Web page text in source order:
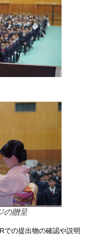
の贈呈
での提出物の確認や説明